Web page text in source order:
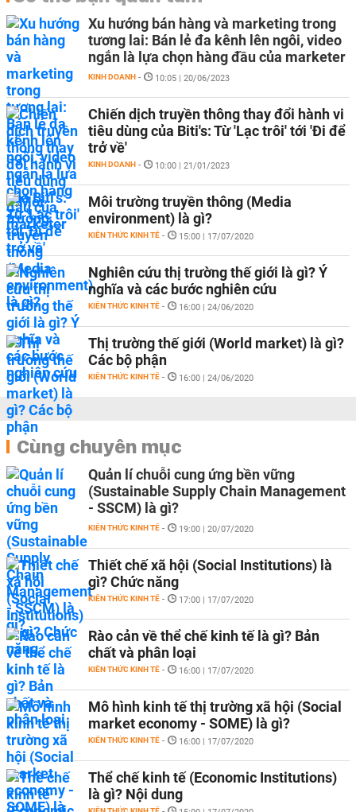
Xu hướng bán hàng và marketing trong
tương lai: Bán lẻ đa kênh lên ngôi, video
ngắn là lựa chọn hàng đầu của marketer
KINH DOANH - 10:05 | 20/06/2023
Chiến dịch truyền thông thay đổi hành vi
tiêu dùng của Biti's: Từ 'Lạc trôi' tới 'Đi để
trở về'
KINH DOANH - 10:00 | 21/01/2023
Môi trường truyền thông (Media
environment) là gì?
KIẾN THỨC KINH TẾ - 15:00 | 17/07/2020
Nghiên cứu thị trường thế giới là gì? Ý
nghĩa và các bước nghiên cứu
KIẾN THỨC KINH TẾ - 16:00 | 24/06/2020
Thị trường thế giới (World market) là gì?
Các bộ phận
KIẾN THỨC KINH TẾ - 16:00 | 24/06/2020
Cùng chuyên mục
Quản lí chuỗi cung ứng bền vững
(Sustainable Supply Chain Management
- SSCM) là gì?
KIẾN THỨC KINH TẾ - 19:00 | 20/07/2020
Thiết chế xã hội (Social Institutions) là
gì? Chức năng
KIẾN THỨC KINH TẾ - 17:00 | 17/07/2020
Rào cản về thể chế kinh tế là gì? Bản
chất và phân loại
KIẾN THỨC KINH TẾ - 16:00 | 17/07/2020
Mô hình kinh tế thị trường xã hội (Social
market economy - SOME) là gì?
KIẾN THỨC KINH TẾ - 16:00 | 17/07/2020
Thể chế kinh tế (Economic Institutions)
là gì? Nội dung